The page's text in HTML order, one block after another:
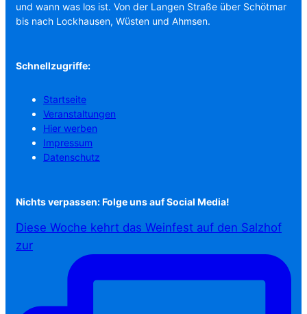
und wann was los ist. Von der Langen Straße über Schötmar
bis nach Lockhausen, Wüsten und Ahmsen.
Schnellzugriffe:
Startseite
Veranstaltungen
Hier werben
Impressum
Datenschutz
Nichts verpassen: Folge uns auf Social Media!
Diese Woche kehrt das Weinfest auf den Salzhof
zur